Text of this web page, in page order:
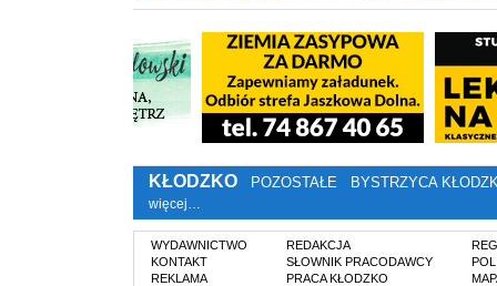
KŁODZKO POZOSTAŁE BYSTRZYCA
więcej…
WYDAWNICTWO
KONTAKT
REKLAMA
REDAKCJA
SŁOWNIK PRACODAWCY
PRACA KŁODZKO